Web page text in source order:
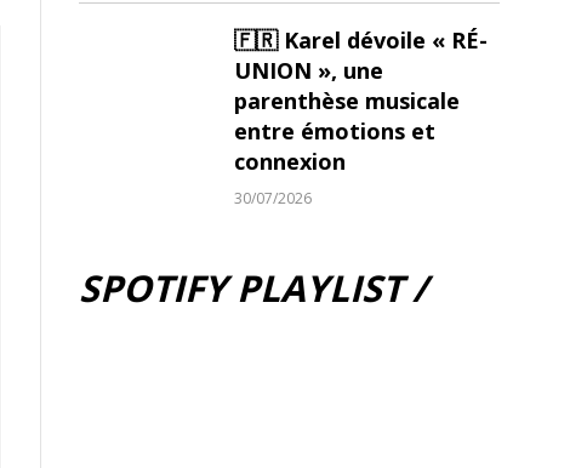
🇫🇷 Karel dévoile « RÉ-
UNION », une
parenthèse musicale
entre émotions et
connexion
30/07/2026
SPOTIFY PLAYLIST /